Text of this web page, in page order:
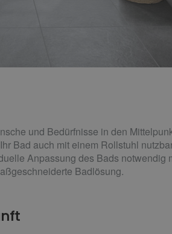
und Bedürfnisse in den
Bad auch mit einem Rollstuhl
Anpassung des Bads notwendig
Badlösung.